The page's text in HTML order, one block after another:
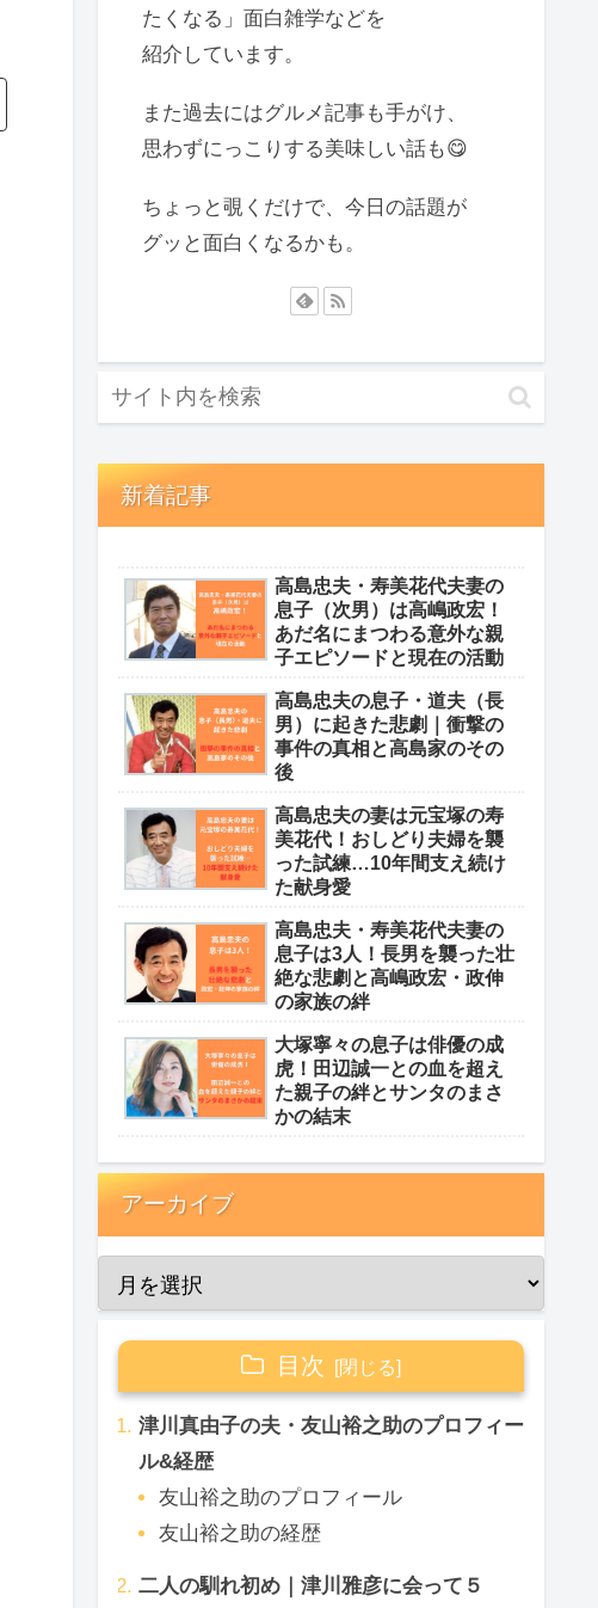
たくなる」面白雑学などを
紹介しています。
また過去にはグルメ記事も手がけ、
思わずにっこりする美味しい話も😋
ちょっと覗くだけで、今日の話題が
グッと面白くなるかも。
新着記事
高島忠夫・寿美花代夫妻の
息子（次男）は高嶋政宏！
あだ名にまつわる意外な親
子エピソードと現在の活動
高島忠夫の息子・道夫（長
男）に起きた悲劇｜衝撃の
事件の真相と高島家のその
後
高島忠夫の妻は元宝塚の寿
美花代！おしどり夫婦を襲
った試練…10年間支え続け
た献身愛
高島忠夫・寿美花代夫妻の
息子は3人！長男を襲った壮
絶な悲劇と高嶋政宏・政伸
の家族の絆
大塚寧々の息子は俳優の成
虎！田辺誠一との血を超え
た親子の絆とサンタのまさ
かの結末
アーカイブ
目次
津川真由子の夫・友山裕之助のプロフィー
ル&経歴
友山裕之助のプロフィール
友山裕之助の経歴
二人の馴れ初め｜津川雅彦に会って５